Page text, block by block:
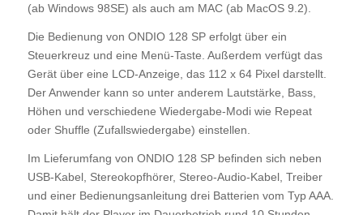
(ab Windows 98SE) als auch am MAC (ab MacOS 9.2).
Die Bedienung von ONDIO 128 SP erfolgt über ein
Steuerkreuz und eine Menü-Taste. Außerdem verfügt das
Gerät über eine LCD-Anzeige, das 112 x 64 Pixel darstellt.
Der Anwender kann so unter anderem Lautstärke, Bass,
Höhen und verschiedene Wiedergabe-Modi wie Repeat
oder Shuffle (Zufallswiedergabe) einstellen.
Im Lieferumfang von ONDIO 128 SP befinden sich neben
USB-Kabel, Stereokopfhörer, Stereo-Audio-Kabel, Treiber
und einer Bedienungsanleitung drei Batterien vom Typ AAA.